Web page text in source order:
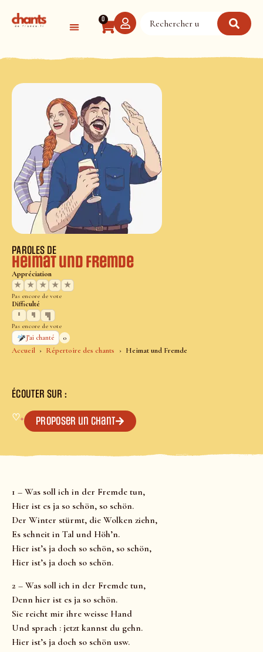
0
Accueil Répertoire des chants Heimat und Fremde
PAROLES DE
Heimat und Fremde
Appréciation
★
★ ★ ★ ★
Pas encore de vote
Difficulté
Pas encore de vote
J’ai chanté
0
ÉCOUTER SUR :
♡+ Proposer un chant
1 – Was soll ich in der Fremde tun,
Hier ist es ja so schön, so schön.
Der Winter stürmt, die Wolken ziehn,
Es schneit in Tal und Höh’n.
Hier ist’s ja doch so schön, so schön,
Hier ist’s ja doch so schön.
2 – Was soll ich in der Fremde tun,
Denn hier ist es ja so schön.
Sie reicht mir ihre weisse Hand
Und sprach : jetzt kannst du gehn.
Hier ist’s ja doch so schön usw.